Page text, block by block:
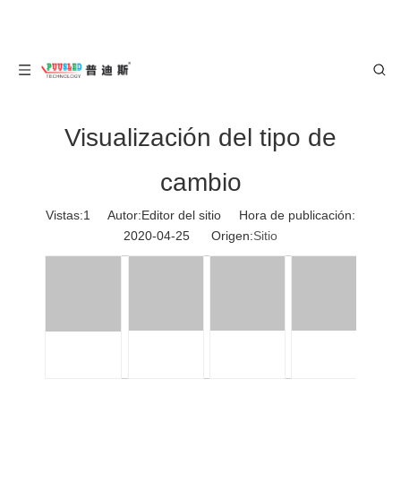
Visualización del tipo de
cambio
Vistas:1
Autor:Editor del sitio Hora de publicación:
2020-04-25 Origen:Sitio